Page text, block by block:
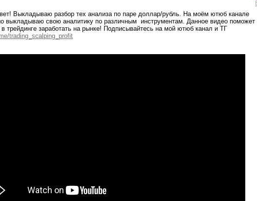
Выкладываю разбор тех анализа по паре доллар/рубль. На моём ютюб канале
выкладываю свою аналитику по различным инструментам. Данное видео поможет
трейдинге заработать на рынке! Подписывайтесь на мой ютюб канал и ТГ
trading_scalping_profit